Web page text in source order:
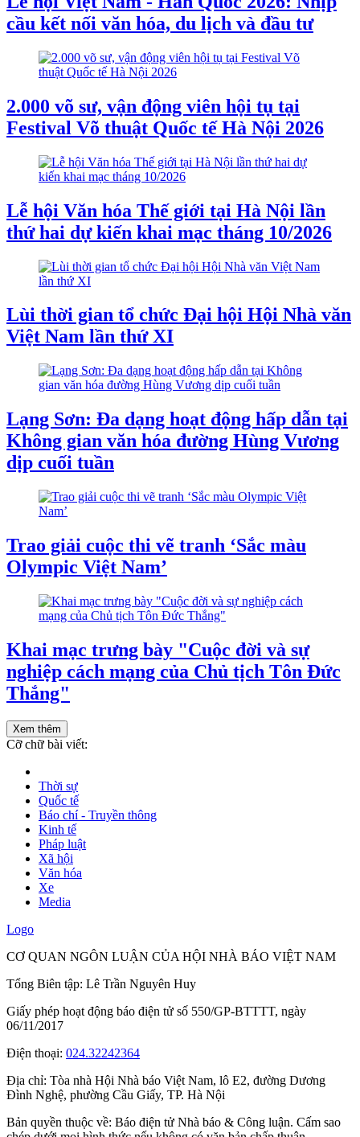
cầu kết nối văn hóa, du lịch và đầu tư
2.000 võ sư, vận động viên hội tụ tại
Festival Võ thuật Quốc tế Hà Nội 2026
Lễ hội Văn hóa Thế giới tại Hà Nội lần
thứ hai dự kiến khai mạc tháng 10/2026
Lùi thời gian tổ chức Đại hội Hội Nhà văn
Việt Nam lần thứ XI
Lạng Sơn: Đa dạng hoạt động hấp dẫn tại
Không gian văn hóa đường Hùng Vương
dịp cuối tuần
Trao giải cuộc thi vẽ tranh ‘Sắc màu
Olympic Việt Nam’
Khai mạc trưng bày "Cuộc đời và sự
nghiệp cách mạng của Chủ tịch Tôn Đức
Thắng"
Xem thêm
Cỡ chữ bài viết:
Thời sự
Quốc tế
Báo chí - Truyền thông
Kinh tế
Pháp luật
Xã hội
Văn hóa
Xe
Media
Logo
CƠ QUAN NGÔN LUẬN CỦA HỘI NHÀ BÁO VIỆT NAM
Tổng Biên tập: Lê Trần Nguyên Huy
Giấy phép hoạt động báo điện tử số 550/GP-BTTTT, ngày
06/11/2017
Điện thoại: 024.32242364
Địa chỉ: Tòa nhà Hội Nhà báo Việt Nam, lô E2, đường Dương
Đình Nghệ, phường Cầu Giấy, TP. Hà Nội
Bản quyền thuộc về: Báo điện tử Nhà báo & Công luận. Cấm sao